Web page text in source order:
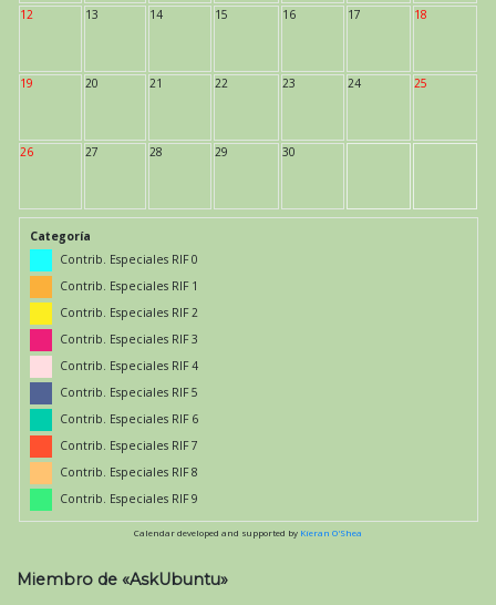
12 13 14 15 16 17 18
19 20 21 22 23 24 25
26 27 28 29 30
Categoría
Contrib. Especiales RIF 0
Contrib. Especiales RIF 1
Contrib. Especiales RIF 2
Contrib. Especiales RIF 3
Contrib. Especiales RIF 4
Contrib. Especiales RIF 5
Contrib. Especiales RIF 6
Contrib. Especiales RIF 7
Contrib. Especiales RIF 8
Contrib. Especiales RIF 9
Calendar developed and supported by Kieran O'Shea
Miembro de «AskUbuntu»